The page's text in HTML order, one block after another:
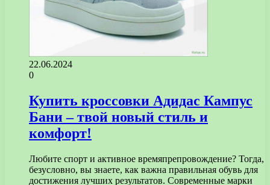
22.06.2024
0
Купить кроссовки Адидас Кампус
Бани – твой новый стиль и
комфорт!
Любите спорт и активное времяпрепровождение? Тогда,
безусловно, вы знаете, как важна правильная обувь для
достижения лучших результатов. Современные марки